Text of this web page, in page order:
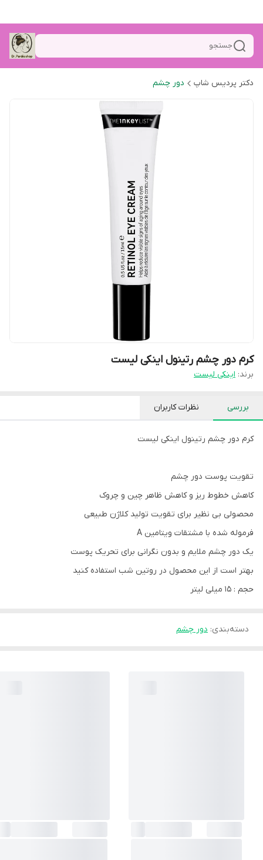
جستجو
دکتر پردیس شاپ دور چشم
کرم دور چشم رتینول اینکی لیست
برند: اینکی لیست
بررسی نظرات کاربران
کرم دور چشم رتینول اینکی لیست
تقویت پوست دور چشم
کاهش خطوط ریز و کاهش ظاهر چین و چروک
محصولی بی نظیر برای تقویت تولید کلاژن طبیعی
فرموله شده با مشتقات ویتامین A
یک دور چشم ملایم و بدون نگرانی برای تحریک پوست
بهتر است از این محصول در روتین شب استفاده کنید
حجم : 15 میلی لیتر
دسته‌بندی: دور چشم